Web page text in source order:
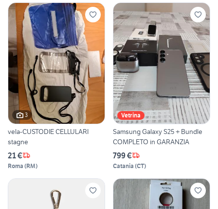
3
vela-CUSTODIE CELLULARI
stagne
21 €
Roma (RM)
Vetrina
Samsung Galaxy S25 + Bundle
COMPLETO in GARANZIA
799 €
Catania (CT)